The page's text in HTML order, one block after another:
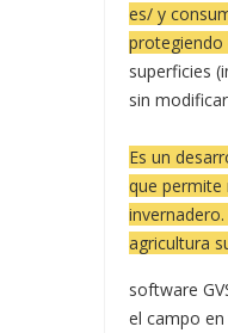
es/ y
protegiendo
superficies
sin
Es un
que permite
agricultura
software
el campo